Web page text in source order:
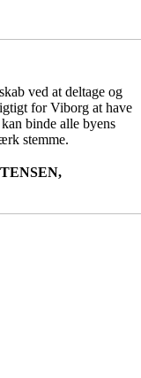
ved at deltage og
for Viborg at have
binde alle byens
stemme.